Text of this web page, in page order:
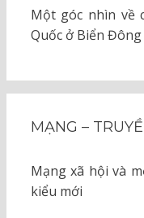
Một góc nhìn về
Quốc ở Biển Đông
MẠNG –
Mạng xã hội và
kiểu mới